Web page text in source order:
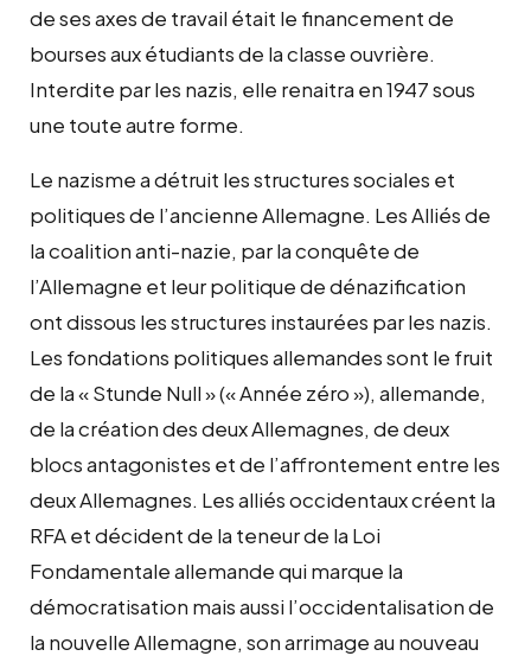
de ses axes de travail était le financement de
bourses aux étudiants de la classe ouvrière.
Interdite par les nazis, elle renaitra en 1947 sous
une toute autre forme.
Le nazisme a détruit les structures sociales et
politiques de l’ancienne Allemagne. Les Alliés de
la coalition anti-nazie, par la conquête de
l’Allemagne et leur politique de dénazification
ont dissous les structures instaurées par les nazis.
Les fondations politiques allemandes sont le fruit
de la « Stunde Null » (« Année zéro »), allemande,
de la création des deux Allemagnes, de deux
blocs antagonistes et de l’affrontement entre les
deux Allemagnes. Les alliés occidentaux créent la
RFA et décident de la teneur de la Loi
Fondamentale allemande qui marque la
démocratisation mais aussi l’occidentalisation de
la nouvelle Allemagne, son arrimage au nouveau